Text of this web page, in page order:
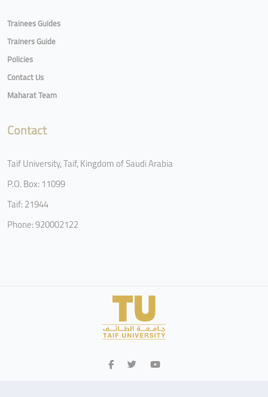
Trainees Guides
Trainers Guide
Policies
Contact Us
Maharat Team
Contact
Taif University, Taif, Kingdom of Saudi Arabia
P.O. Box: 11099
Taif: 21944
Phone: 920002122